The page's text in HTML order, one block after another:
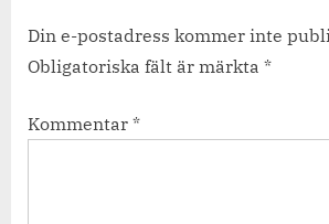
Din e-postadress kommer inte
Obligatoriska fält är märkta *
Kommentar *